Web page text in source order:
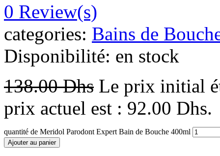
0 Review(s)
categories: Bains de
Disponibilité: en stock
138.00Dhs Le prix initial
prix actuel est : 92.00 Dhs.
quantité de Meridol Parodont Expert Bain de Bouche 400ml
Ajouter au panier